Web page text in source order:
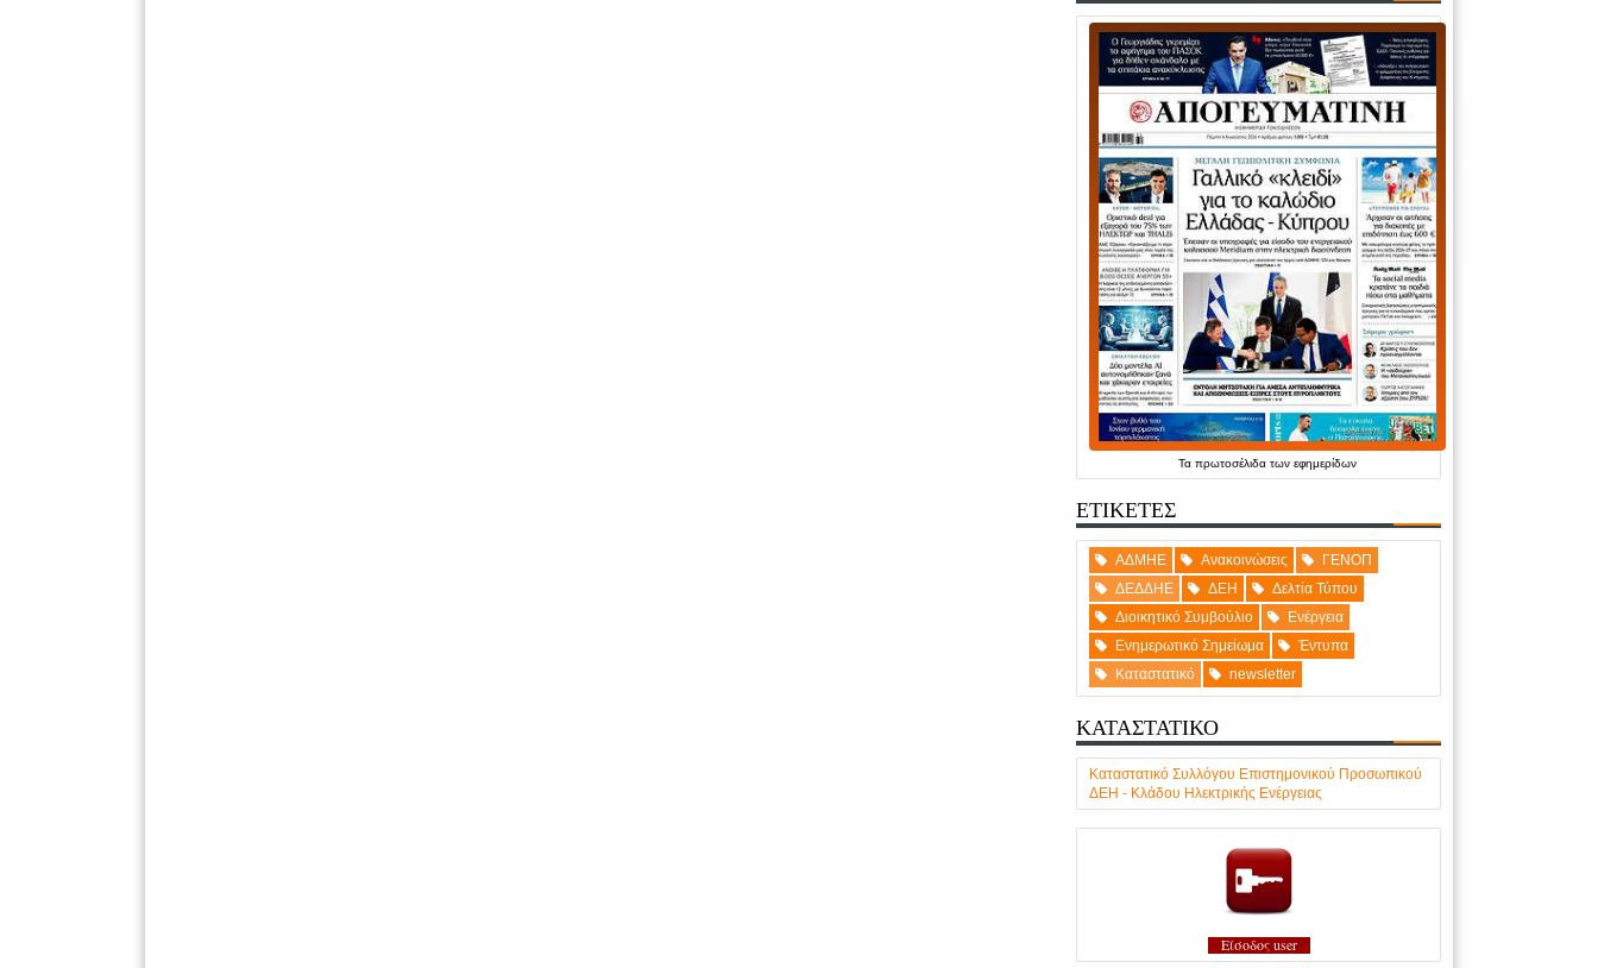
Ταπρωτοσέλιδατωνεφημερίδων
ΕΤΙΚΕΤΕΣ
ΑΔΜΗΕ Ανακοινώσεις
ΓΕΝΟΠ
ΔΕΔΔΗΕ
ΔΕΗ
Δελτία Τύπου
Διοικητικό Συμβούλιο
Ενέργεια
Ενημερωτικό Σημείωμα
Έντυπα
Καταστατικό
newsletter
ΚΑΤΑΣΤΑΤΙΚΟ
Καταστατικό Συλλόγου Επιστημονικού Προσωπικού
ΔΕΗ - Κλάδου Ηλεκτρικής Ενέργειας
Είσοδος user